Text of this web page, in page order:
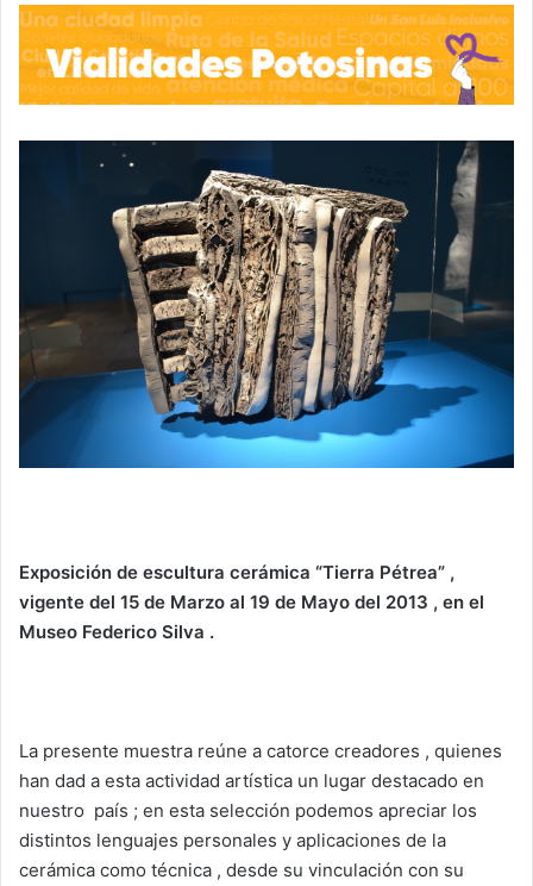
Exposición de escultura cerámica “Tierra Pétrea” ,
vigente del 15 de Marzo al 19 de Mayo del 2013 , en el
Museo Federico Silva .
La presente muestra reúne a catorce creadores , quienes
han dad a esta actividad artística un lugar destacado en
nuestro país ; en esta selección podemos apreciar los
distintos lenguajes personales y aplicaciones de la
cerámica como técnica , desde su vinculación con su